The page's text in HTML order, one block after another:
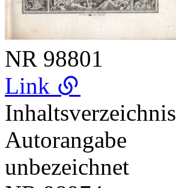
NR 98801
Link
Inhaltsverzeichnis
Autorangabe
unbezeichnet